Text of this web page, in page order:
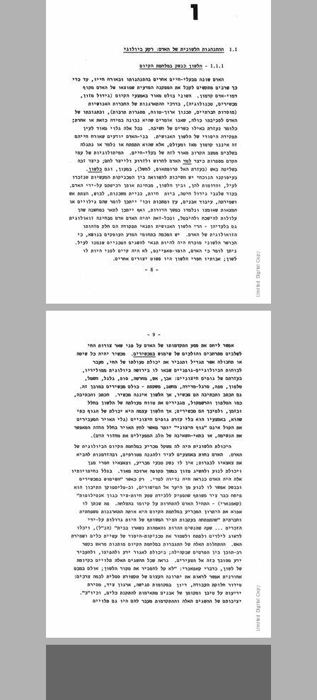
1.2 נוסחה "אוניברסאלית" לכל לשון אנושית ... 14
1.2.2 הלשון היא אמצעי-תקשורת מסוג הצופן ... 15